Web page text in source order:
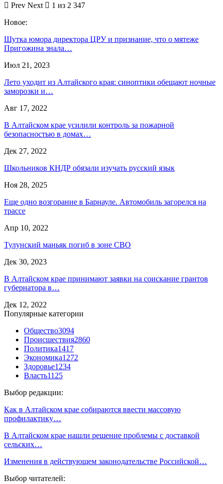
Prev Next
1 из 2 347
Новое:
Шутка юмора директора ЦРУ и признание, что о мятеже
Пригожина знала…
Июл 21, 2023
Лето уходит из Алтайского края: синоптики обещают ночные
заморозки и…
Авг 17, 2022
В Алтайском крае усилили контроль за пожарной
безопасностью в домах…
Дек 27, 2022
Школьников КНДР обязали изучать русский язык
Ноя 28, 2025
Еще одно возгорание в Барнауле. Автомобиль загорелся на
трассе
Апр 10, 2022
Тулунский маньяк погиб в зоне СВО
Дек 30, 2023
В Алтайском крае принимают заявки на соискание грантов
губернатора в…
Дек 12, 2022
Популярные категории
Общество3094
Происшествия2860
Политика1417
Экономика1272
Здоровье1234
Власть1125
Выбор редакции:
Как в Алтайском крае собираются ввести массовую
профилактику…
В Алтайском крае нашли решение проблемы с доставкой
сельских…
Изменения в действующем законодательстве Российской…
Выбор читателей: